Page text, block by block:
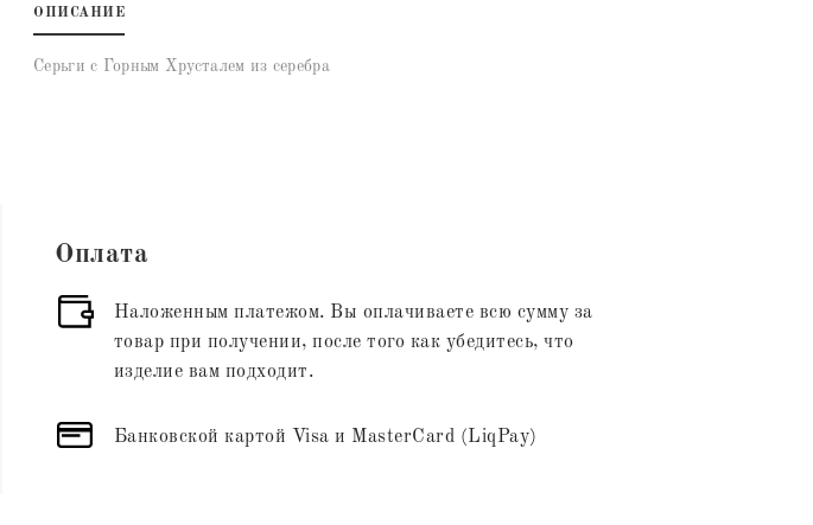
ОПИСАНИЕ
Серьги с Горным Хрусталем из серебра
Оплата
Наложенным платежом. Вы оплачиваете всю сумму за
товар при получении, после того как убедитесь, что
изделие вам подходит.
Банковской картой Visa и MasterCard (LiqPay)